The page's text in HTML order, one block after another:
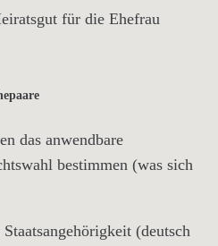
für die Ehefrau
das anwendbare
bestimmen (was sich
(deutsch